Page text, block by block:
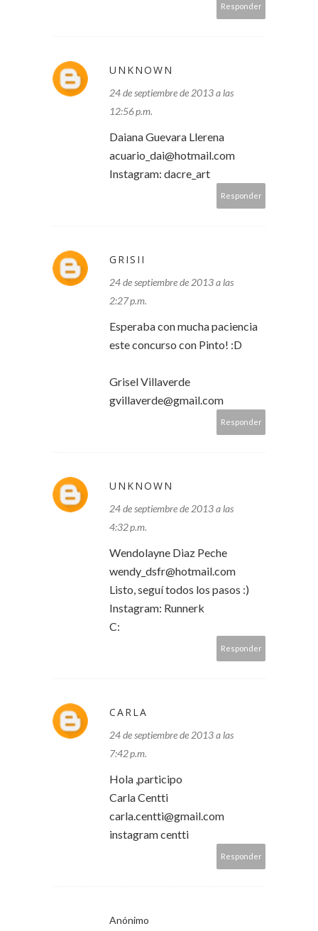
Responder
UNKNOWN
24 de septiembre de 2013 a las
12:56 p.m.
Daiana Guevara Llerena
acuario_dai@hotmail.com
Instagram: dacre_art
Responder
GRISII
24 de septiembre de 2013 a las
2:27 p.m.
Esperaba con mucha paciencia
este concurso con Pinto! :D
Grisel Villaverde
gvillaverde@gmail.com
Responder
UNKNOWN
24 de septiembre de 2013 a las
4:32 p.m.
Wendolayne Diaz Peche
wendy_dsfr@hotmail.com
Listo, seguí todos los pasos :)
Instagram: Runnerk
C:
Responder
CARLA
24 de septiembre de 2013 a las
7:42 p.m.
Hola ,participo
Carla Centti
carla.centti@gmail.com
instagram centti
Responder
Anónimo